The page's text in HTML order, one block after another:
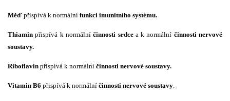
Měď přispívá k normální funkci imunitního systému.
Thiamin přispívá k normálníčinnosti srdce a k normální činnosti nervové
soustavy.
Riboflavin přispívá k normální činnosti nervové soustavy.
Vitamin B6 přispívá k normální činnosti nervové soustavy